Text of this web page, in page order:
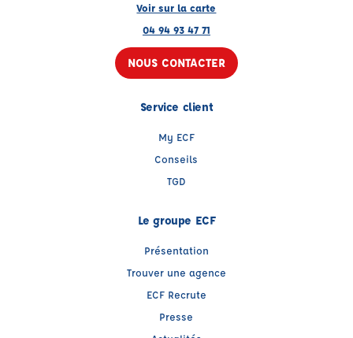
Voir sur la carte
04 94 93 47 71
NOUS CONTACTER
Service client
My ECF
Conseils
TGD
Le groupe ECF
Présentation
Trouver une agence
ECF Recrute
Presse